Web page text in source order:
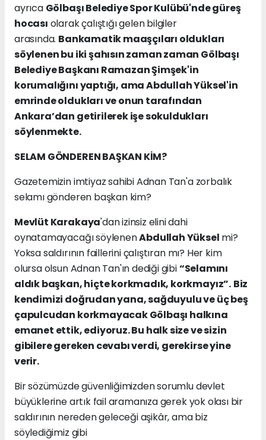
ayrıca Gölbaşı Belediye Spor Kulübü'nde güreş
hocası olarak çalıştığı gelen bilgiler
arasında. Bankamatik maaşçıları oldukları
söylenen bu iki şahısın zaman zaman Gölbaşı
Belediye Başkanı Ramazan Şimşek'in
korumalığını yaptığı, ama Abdullah Yüksel'in
emrinde oldukları ve onun tarafından
Ankara’dan getirilerek işe sokuldukları
söylenmekte.
SELAM GÖNDEREN BAŞKAN KİM?
Gazetemizin imtiyaz sahibi Adnan Tan'a zorbalık
selamı gönderen başkan kim?
Mevlüt Karakaya'dan izinsiz elini dahi
oynatamayacağı söylenenAbdullah Yüksel mi?
Yoksa saldırının faillerini çalıştıran mı? Her kim
olursa olsun Adnan Tan'ın dediği gibi“Selamını
aldık başkan, hiçte korkmadık, korkmayız”. Biz
kendimizi doğrudan yana, sağduyulu ve üç beş
çapulcudan korkmayacak Gölbaşı halkına
emanet ettik, ediyoruz. Bu halk size ve sizin
gibilere gereken cevabı verdi, gerekirse yine
verir.
Bir sözümüzde güvenliğimizden sorumlu devlet
büyüklerine artık fail aramanıza gerek yok olası bir
saldırının nereden geleceği aşikâr, ama biz
söylediğimiz gibi